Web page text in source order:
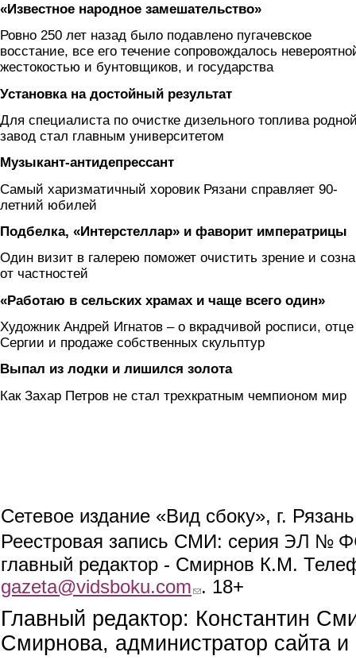
«Известное народное замешательство»
Ровно 250 лет назад было подавлено пугачевское
восстание, все его течение сопровождалось
жестокостью и бунтовщиков, и государства
Установка на достойный результат
Для специалиста по очистке дизельного топлива
завод стал главным университетом
Музыкант-антидепрессант
Самый харизматичный хоровик Рязани справляет 90-
летний юбилей
Подбелка, «Интерстеллар» и фаворит императрицы
Один визит в галерею поможет очистить зрение и
от частностей
«Работаю в сельских храмах и чаще всего один»
Художник Андрей Игнатов – о вкрадчивой росписи, отце
Сергии и продаже собственных скульптур
Выпал из лодки и лишился золота
Как Захар Петров не стал трехкратным чемпионом мир
Сетевое издание «Вид сбоку», г.
Реестровая запись СМИ: серия ЭЛ №
главный редактор - Смирнов К.М.
gazeta@vidsboku.com (link sends e-mail)
. 18+
Главный редактор: Константин
Смирнова, администратор сайта